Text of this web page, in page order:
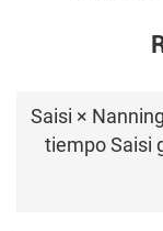
Saisi ×
tiempo Saisi